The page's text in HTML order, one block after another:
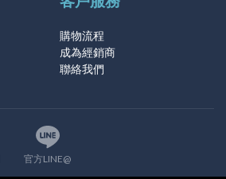
購物流程
成為經銷商
聯絡我們
官方LINE@